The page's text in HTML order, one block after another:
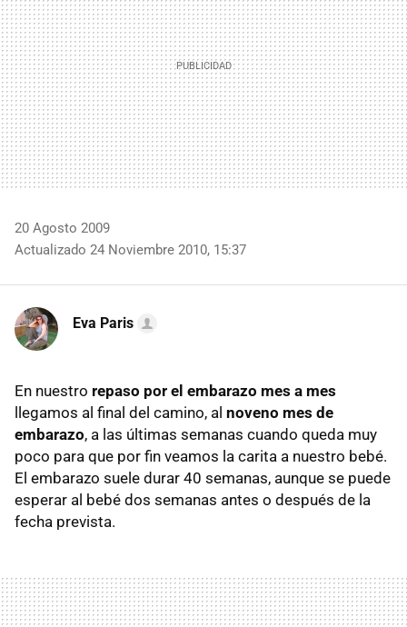
20 Agosto 2009
Actualizado 24 Noviembre 2010, 15:37
Eva Paris
En nuestro repaso por el embarazo mes a mes
llegamos al final del camino, al noveno mes de
embarazo, a las últimas semanas cuando queda muy
poco para que por fin veamos la carita a nuestro bebé.
El embarazo suele durar 40 semanas, aunque se puede
esperar al bebé dos semanas antes o después de la
fecha prevista.